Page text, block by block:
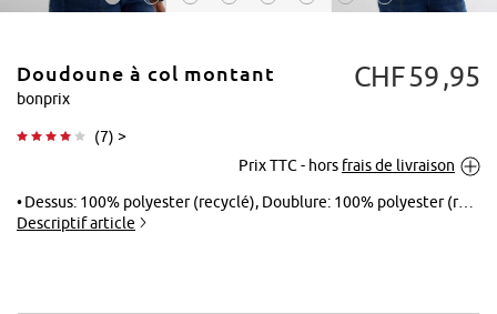
Tapoter pour
agrandir
Doudoune à col montant
bonprix
(7) >
CHF59 95
Prix TTC - hors frais de livraison
Dessus: 100% polyester (recyclé), Doublure: 100% polyester (recyclé), Rembourrage: 100% polyester (recyclé)
Descriptif article